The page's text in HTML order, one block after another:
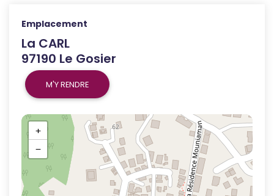
Emplacement
La CARL
97190 Le Gosier
M'Y RENDRE
+
−